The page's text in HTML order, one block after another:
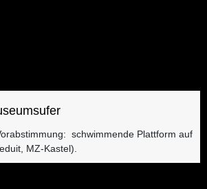
schwimmende Plattform auf
MZ-Kastel).